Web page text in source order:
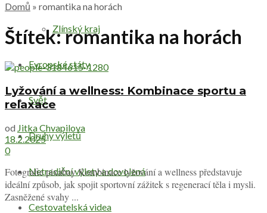
Zlínský kraj
Evropské státy
Svět
Druhy výletů
Netradiční výlety a dovolená
Cestovatelská videa
Domů » romantika na horách
Štítek:romantika na horách
Lyžování a wellness: Kombinace sportu a
relaxace
od Jitka Chvapilova
18.2.2025
0
Fotografie pixabay Kombinace lyžování a wellness představuje
ideální způsob, jak spojit sportovní zážitek s regenerací těla i mysli.
Zasněžené svahy ...